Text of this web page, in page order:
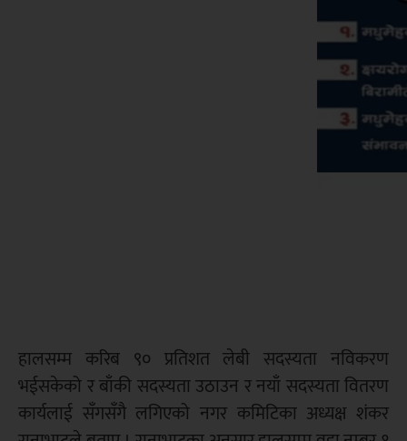
हालसम्म करिब ९० प्रतिशत लेबी सदस्यता नविकरण
भईसकेको र बाँकी सदस्यता उठाउन र नयाँ सदस्यता वितरण
कार्यलाई सँगसँगै लगिएको नगर कमिटिका अध्यक्ष शंकर